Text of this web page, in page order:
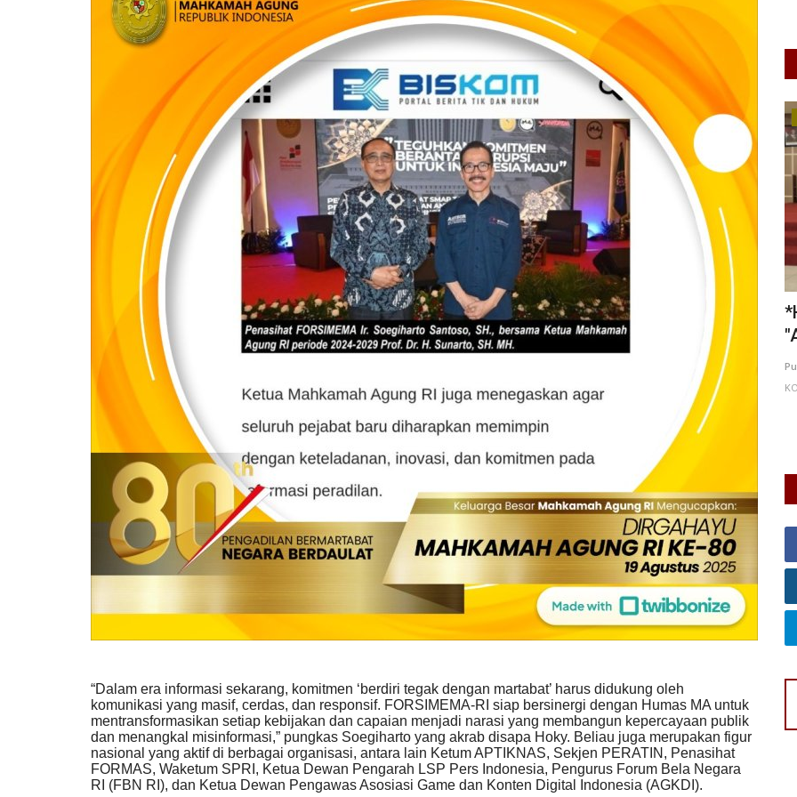
“Dalam era informasi sekarang, komitmen ‘berdiri tegak dengan martabat’ harus didukung oleh
komunikasi yang masif, cerdas, dan responsif. FORSIMEMA-RI siap bersinergi dengan Humas MA untuk
mentransformasikan setiap kebijakan dan capaian menjadi narasi yang membangun kepercayaan publik
dan menangkal misinformasi,” pungkas Soegiharto yang akrab disapa Hoky. Beliau juga merupakan figur
nasional yang aktif di berbagai organisasi, antara lain Ketum APTIKNAS, Sekjen PERATIN, Penasihat
FORMAS, Waketum SPRI, Ketua Dewan Pengarah LSP Pers Indonesia, Pengurus Forum Bela Negara
RI (FBN RI), dan Ketua Dewan Pengawas Asosiasi Game dan Konten Digital Indonesia (AGKDI).
Warkop Digital
DPD Rumah Hukum Indonesia Kota
Malang Kunjungi WADI Mulya...
ANK May 4, 2026
Laporkan
DPD RHI Kota Malang kunjungi WADI Mulya Agung, dorong
kurasi UMKM, digitalisasi,...
UMKM & Ekonomi Kreatif
*HEBOH! Dr. Sri Untari Luncurkan
"ASTARI" Platform Aspirasi...
Jawa Timur
KOTA MALANG
0 40Laporkan